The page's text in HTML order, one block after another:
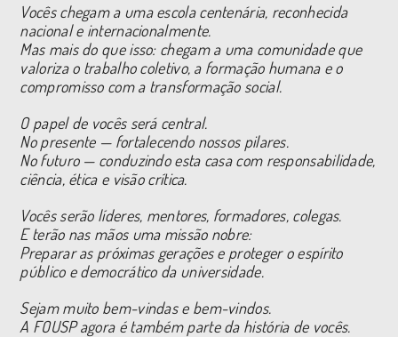
Vocês chegam a uma escola centenária, reconhecida
nacional e internacionalmente.
Mas mais do que isso: chegam a uma comunidade que
valoriza o trabalho coletivo, a formação humana e o
compromisso com a transformação social.
O papel de vocês será central.
No presente — fortalecendo nossos pilares.
No futuro — conduzindo esta casa com responsabilidade,
ciência, ética e visão crítica.
Vocês serão líderes, mentores, formadores, colegas.
E terão nas mãos uma missão nobre:
Preparar as próximas gerações e proteger o espírito
público e democrático da universidade.
Sejam muito bem-vindas e bem-vindos.
A FOUSP agora é também parte da história de vocês.